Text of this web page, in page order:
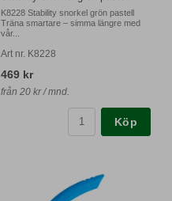
K8228 Stability snorkel grön pastell
Träna smartare – simma längre med
vår...
Art nr. K8228
469 kr
från 20 kr / mnd.
Köp